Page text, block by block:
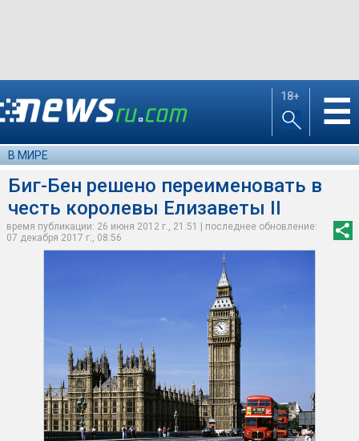
18+ ☰
В МИРЕ
Биг-Бен решено переименовать в
честь королевы Елизаветы II
время публикации: 26 июня 2012 г., 21:51 | последнее обновление:
07 декабря 2017 г., 08:56